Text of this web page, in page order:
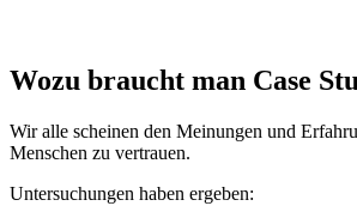
Wozu braucht man Case
Wir alle scheinen den Meinungen und
Menschen zu vertrauen.
Untersuchungen haben ergeben: